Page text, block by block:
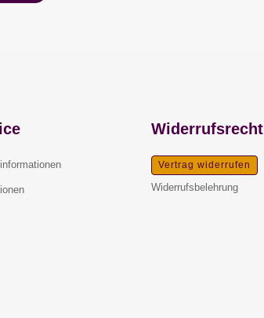
Widerrufsrecht
Vertrag widerrufen
Widerrufsbelehrung